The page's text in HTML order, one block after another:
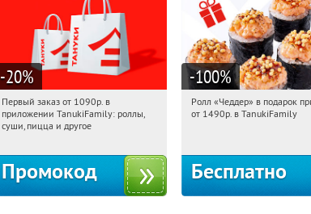
-20%
08:43:28 Получили:
Россия
Первый заказ от 1090р. в
приложении TanukiFamily: роллы,
суши, пицца и другое
Промокод
-100%
08:43:28
Ролл «Чеддер» в подарок
от 1490р. в TanukiFamily
Бесплатно